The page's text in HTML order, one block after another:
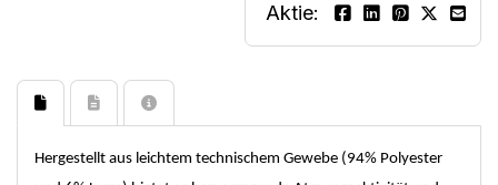
Aktie:
Hergestellt aus leichtem technischem Gewebe (94% Polyester